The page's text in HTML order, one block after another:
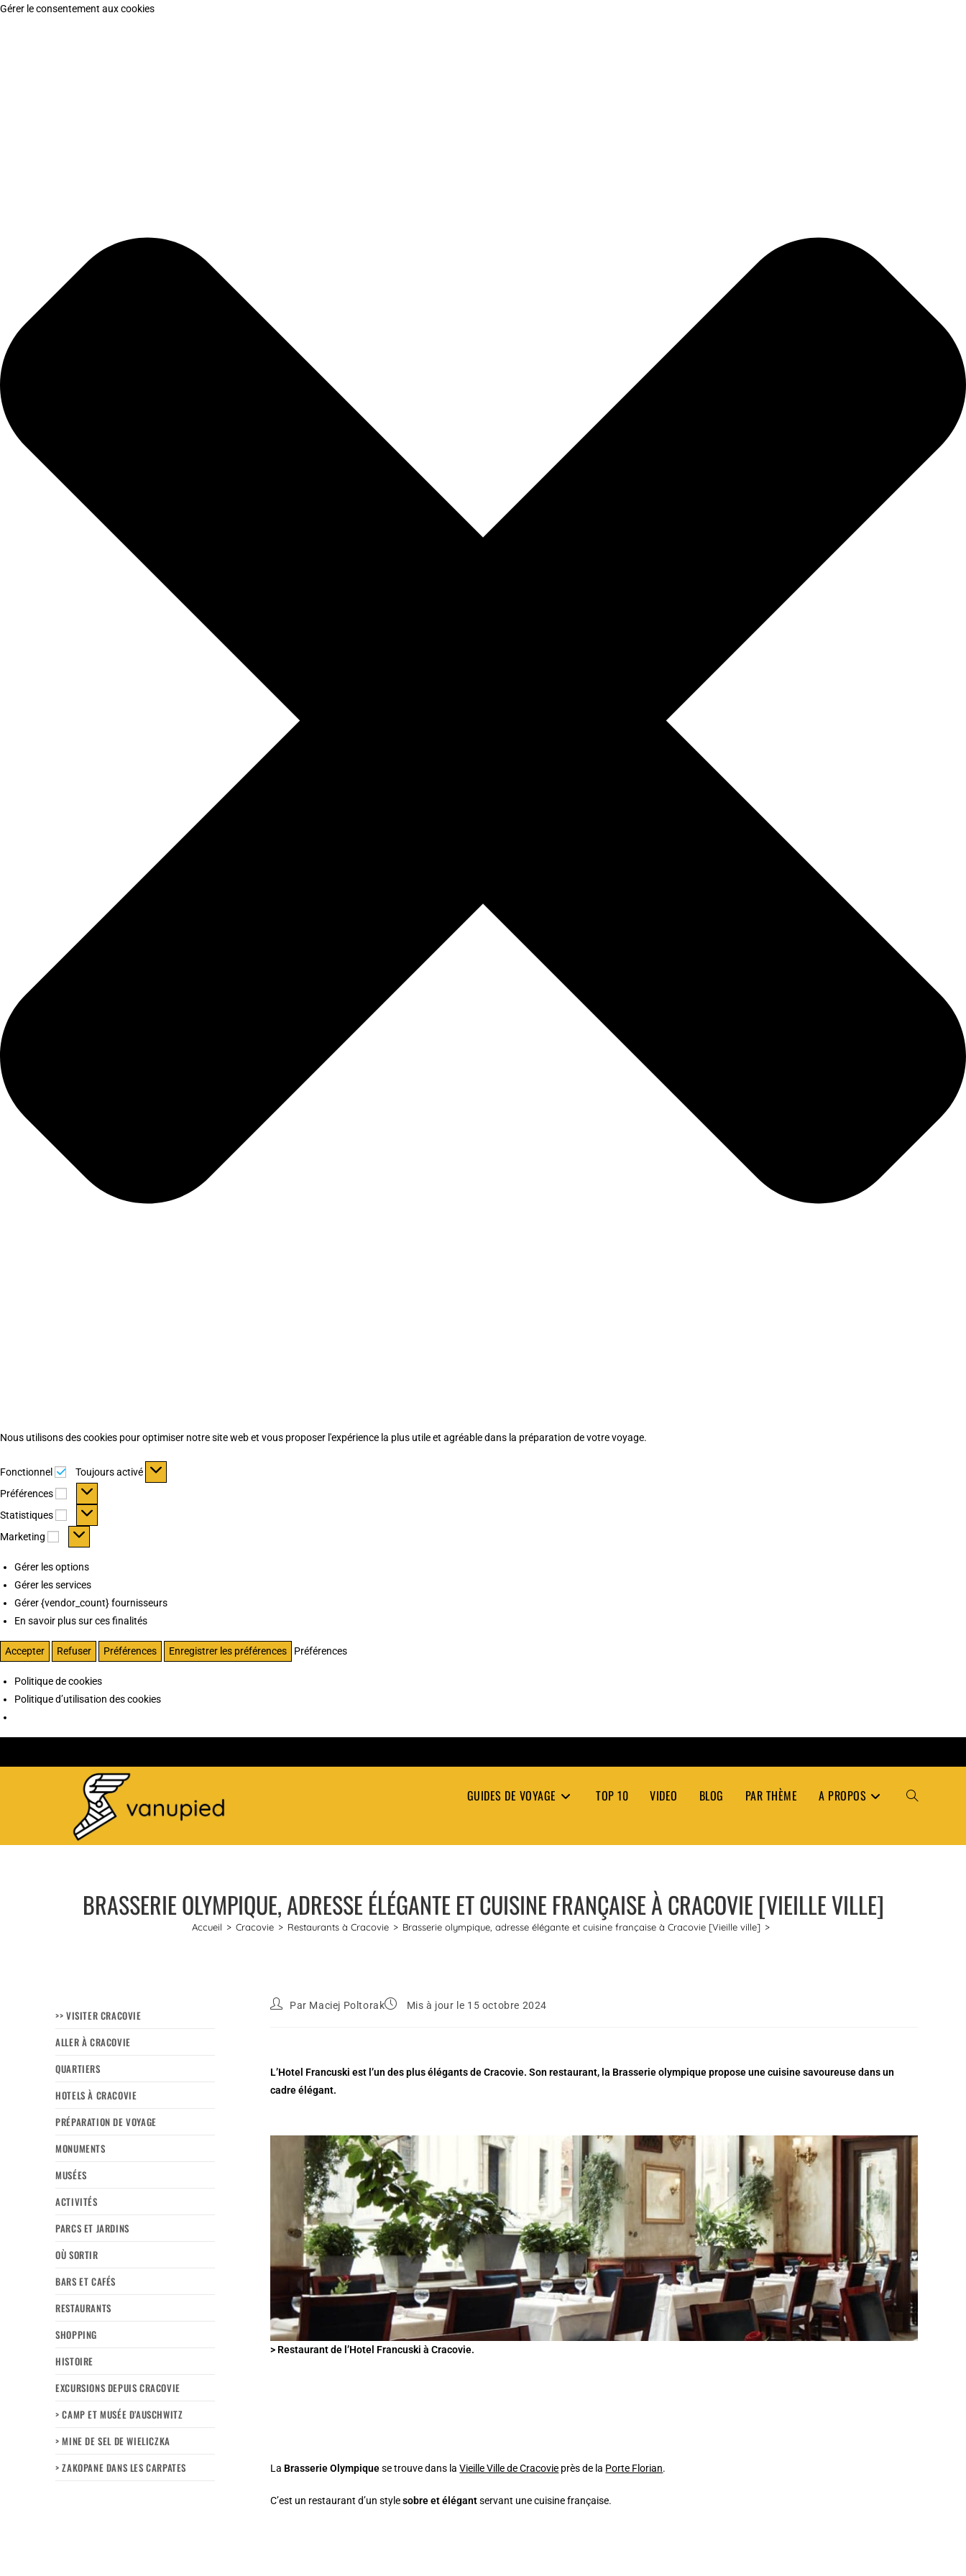
Gérer le consentement aux cookies
Nous utilisons des cookies pour optimiser notre site web et vous proposer l'expérience la plus utile et agréable dans la préparation de votre voyage.
Fonctionnel Fonctionnel
Toujours activé
Préférences
Préférences
Statistiques Statistiques
Marketing Marketing
Gérer les options
Gérer les services
Gérer {vendor_count} fournisseurs
En savoir plus sur ces finalités
Accepter Refuser Préférences Enregistrer les préférences Préférences
Politique de cookies
Politique d’utilisation des cookies
GUIDES DE VOYAGE TOP 10 VIDEO BLOG PAR THÈME A PROPOS TOGGLE
BRASSERIE OLYMPIQUE, ADRESSE ÉLÉGANTE ET CUISINE FRANÇAISE À CRACOVIE [VIEILLE VILLE]
Accueil > Cracovie > Restaurants à Cracovie > Brasserie olympique, adresse élégante et cuisine française à Cracovie [Vieille ville] >
>> VISITER CRACOVIE
ALLER À CRACOVIE
QUARTIERS
HOTELS À CRACOVIE
PRÉPARATION DE VOYAGE
MONUMENTS
MUSÉES
ACTIVITÉS
PARCS ET JARDINS
OÙ SORTIR
BARS ET CAFÉS
RESTAURANTS
SHOPPING
HISTOIRE
EXCURSIONS DEPUIS CRACOVIE
> CAMP ET MUSÉE D’AUSCHWITZ
> MINE DE SEL DE WIELICZKA
> ZAKOPANE DANS LES CARPATES
Par Maciej Poltorak Mis à jour le 15 octobre 2024
L’Hotel Francuski est l’un des plus élégants de Cracovie. Son restaurant, la Brasserie olympique propose une cuisine savoureuse dans un
cadre élégant.
> Restaurant de l’Hotel Francuski à Cracovie.
La Brasserie Olympiquese trouve dans laVieille Ville de Cracovie près de la Porte Florian.
C’est un restaurant d’un stylesobre et élégantservant une cuisine française.